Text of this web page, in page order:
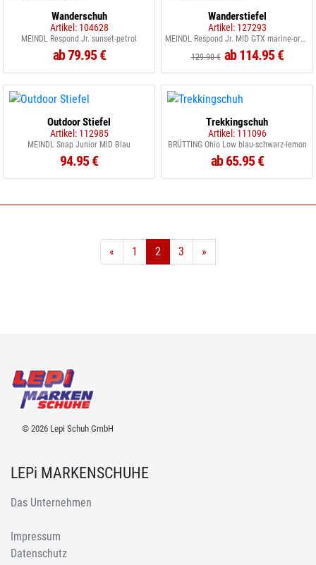
Wanderschuh
Artikel: 104628
MEINDL Respond Jr. sunset-petrol
ab 79.95 €
Wanderstiefel
Artikel: 127293
MEINDL Respond Jr. MID GTX marine-orange
129.90 € ab 114.95 €
Outdoor Stiefel
Artikel: 112985
MEINDL Snap Junior MID Blau
94.95 €
Trekkingschuh
Artikel: 111096
BRÜTTING Ohio Low blau-schwarz-lemon
ab 65.95 €
« 1 2 3 »
© 2026 Lepi Schuh GmbH
LEPi MARKENSCHUHE
Das Unternehmen
Impressum
Datenschutz